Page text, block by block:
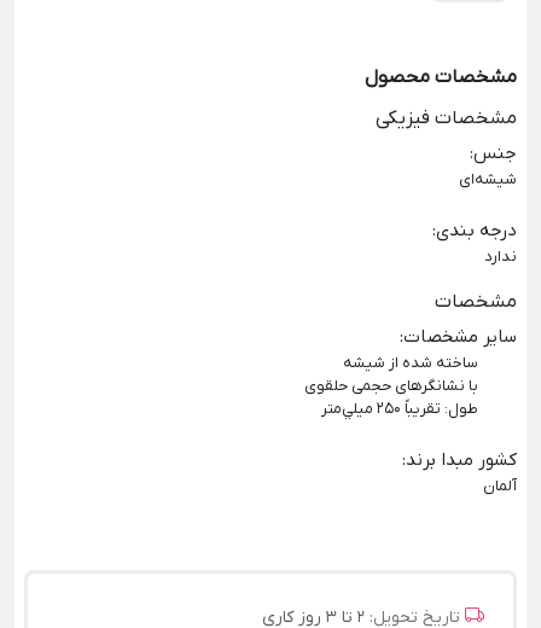
مشخصات محصول
مشخصات فیزیکی
جنس:
شیشه‌ای
درجه بندی:
ندارد
مشخصات
سایر مشخصات:
ساخته شده از شيشه
با نشانگرهای حجمی حلقوی
طول: تقریباً ۲۵۰ ميلي‌متر
کشور مبدا برند:
آلمان
تاریخ تحویل: 2 تا 3 روز کاری